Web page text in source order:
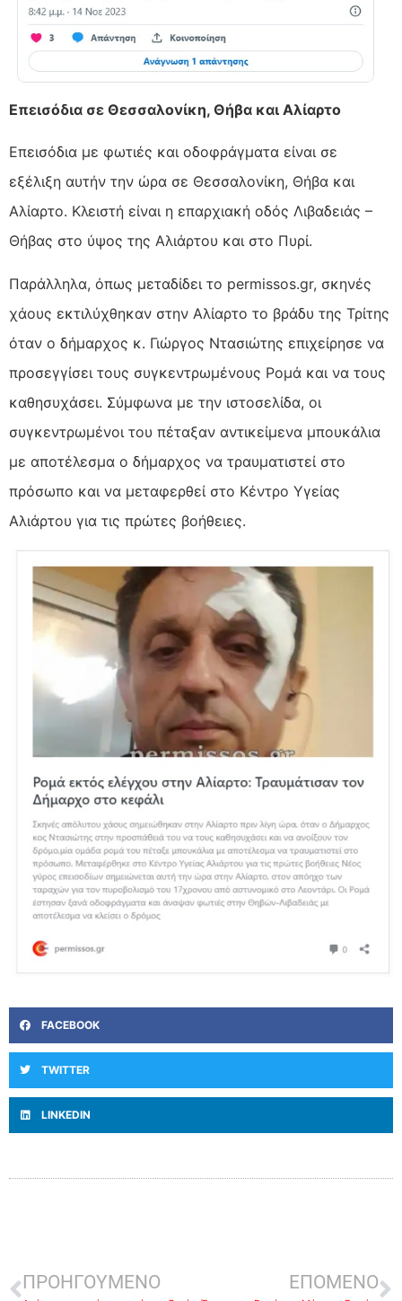
Επεισόδια σε Θεσσαλονίκη, Θήβα και Αλίαρτο
Επεισόδια με φωτιές και οδοφράγματα είναι σε
εξέλιξη αυτήν την ώρα σε Θεσσαλονίκη, Θήβα και
Αλίαρτο. Κλειστή είναι η επαρχιακή οδός Λιβαδειάς –
Θήβας στο ύψος της Αλιάρτου και στο Πυρί.
Παράλληλα, όπως μεταδίδει το permissos.gr, σκηνές
χάους εκτιλύχθηκαν στην Αλίαρτο το βράδυ της Τρίτης
όταν ο δήμαρχος κ. Γιώργος Ντασιώτης επιχείρησε να
προσεγγίσει τους συγκεντρωμένους Ρομά και να τους
καθησυχάσει. Σύμφωνα με την ιστοσελίδα, οι
συγκεντρωμένοι του πέταξαν αντικείμενα μπουκάλια
με αποτέλεσμα ο δήμαρχος να τραυματιστεί στο
πρόσωπο και να μεταφερθεί στο Κέντρο Υγείας
Αλιάρτου για τις πρώτες βοήθειες.
FACEBOOK
TWITTER
LINKEDIN
ΠΡΟΗΓΟΥΜΕΝΟ ΕΠΟΜΕΝΟ